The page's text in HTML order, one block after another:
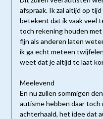
afspraak. Ik zal altijd op
betekent dat ik vaak veel
toch rekening houden
fijn als anderen laten
ik ga echt meteen
weet dat je altijd te laat
Meelevend
En nu zullen sommigen
autisme hebben daar toch
achterhaald, het idee dat